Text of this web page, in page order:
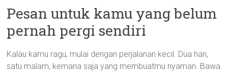
Pesan untuk kamu yang belum
pernah pergi sendiri
Kalau kamu ragu, mulai dengan perjalanan kecil. Dua hari,
satu malam, kemana saja yang membuatmu nyaman. Bawa